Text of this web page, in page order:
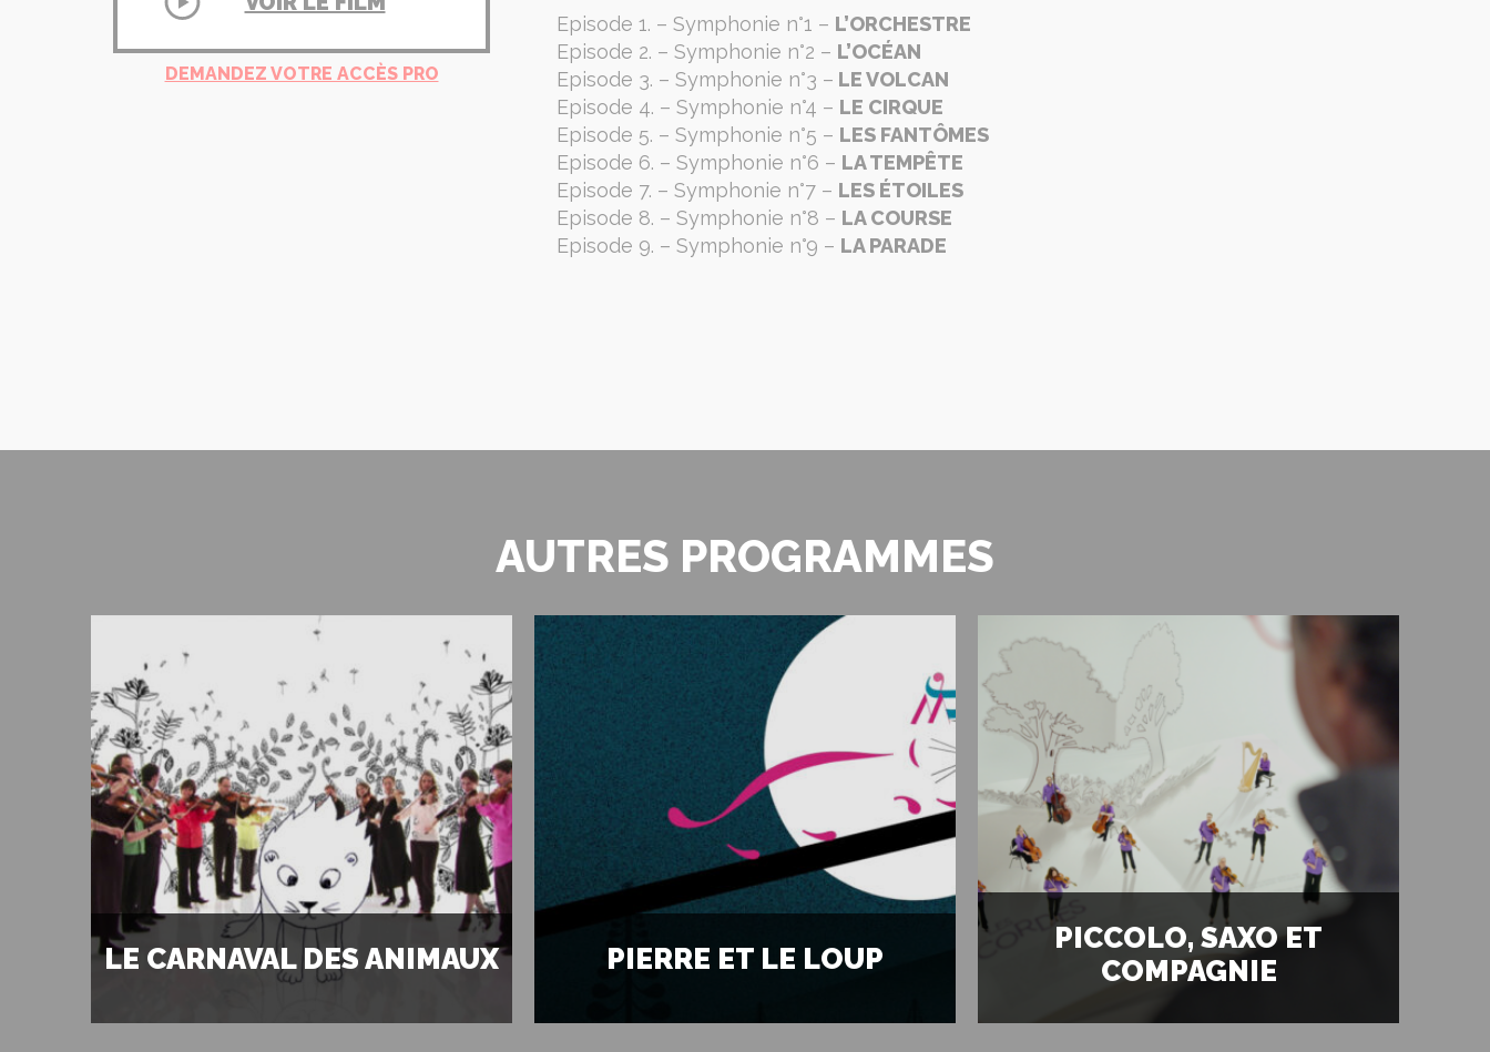
DEMANDEZ VOTRE ACCÈS PRO
Episode 1. – Symphonie n°1 – L’ORCHESTRE
Episode 2. – Symphonie n°2 – L’OCÉAN
Episode 3. – Symphonie n°3 – LE VOLCAN
Episode 4. – Symphonie n°4 – LE CIRQUE
Episode 5. – Symphonie n°5 – LES FANTÔMES
Episode 6. – Symphonie n°6 – LA TEMPÊTE
Episode 7. – Symphonie n°7 – LES ÉTOILES
Episode 8. – Symphonie n°8 – LA COURSE
Episode 9. – Symphonie n°9 – LA PARADE
AUTRES PROGRAMMES
LE CARNAVAL DES ANIMAUX PIERRE ET LE LOUP
PICCOLO, SAXO ET
COMPAGNIE